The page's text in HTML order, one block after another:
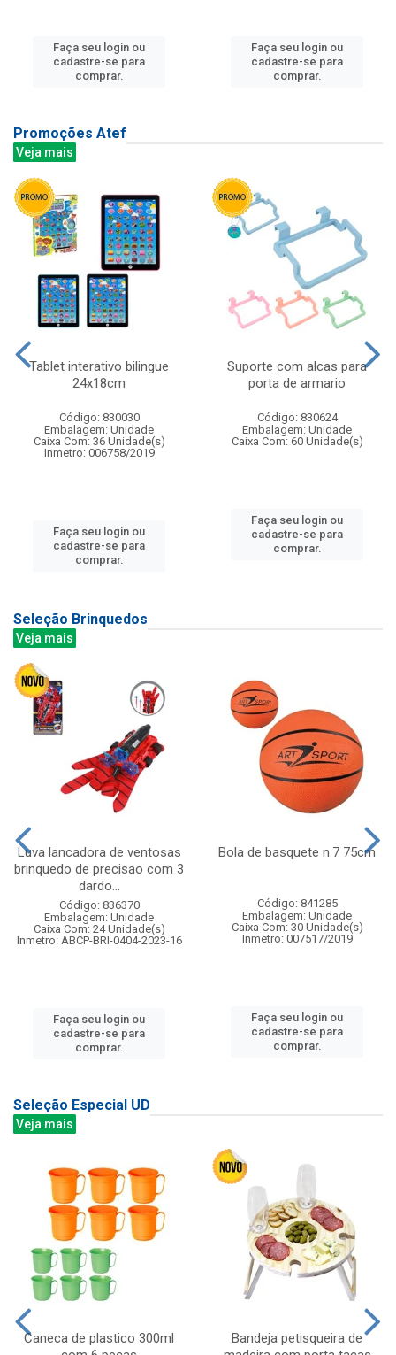
Faça seu login ou
cadastre-se para
comprar.
Faça seu login ou
cadastre-se para
comprar.
Promoções Atef
Veja mais
Tablet interativo bilingue
24x18cm
Código: 830030
Embalagem: Unidade
Caixa Com: 36 Unidade(s)
Inmetro: 006758/2019
Faça seu login ou
cadastre-se para
comprar.
Suporte com alcas para
porta de armario
Código: 830624
Embalagem: Unidade
Caixa Com: 60 Unidade(s)
Faça seu login ou
cadastre-se para
comprar.
Seleção Brinquedos
Veja mais
Luva lancadora de ventosas
brinquedo de precisao com 3
dardo...
Código: 836370
Embalagem: Unidade
Caixa Com: 24 Unidade(s)
Inmetro: ABCP-BRI-0404-2023-16
Faça seu login ou
cadastre-se para
comprar.
Bola de basquete n.7 75cm
Código: 841285
Embalagem: Unidade
Caixa Com: 30 Unidade(s)
Inmetro: 007517/2019
Faça seu login ou
cadastre-se para
comprar.
Seleção Especial UD
Veja mais
Caneca de plastico 300ml
Bandeja petisqueira de